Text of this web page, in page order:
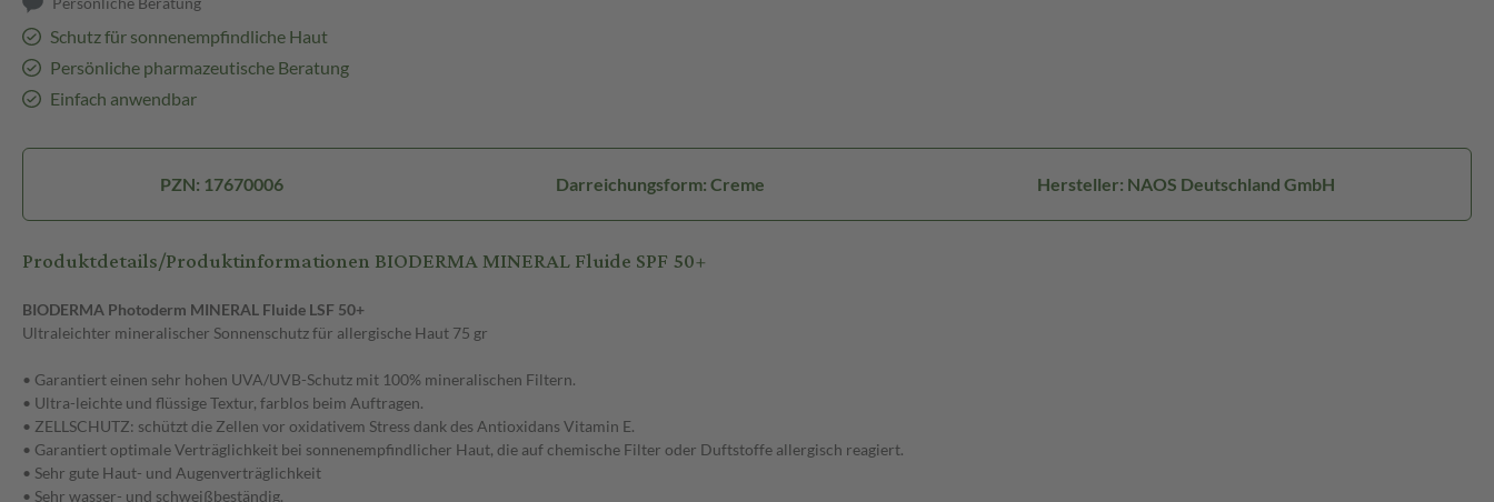
Schutz für sonnenempfindliche Haut
Persönliche pharmazeutische Beratung
Einfach anwendbar
PZN: 17670006 Darreichungsform: Creme Hersteller: NAOS Deutschland GmbH
Produktdetails/Produktinformationen BIODERMA MINERAL Fluide SPF 50+
BIODERMA Photoderm MINERAL Fluide LSF 50+
Ultraleichter mineralischer Sonnenschutz für allergische Haut 75 gr
• Garantiert einen sehr hohen UVA/UVB-Schutz mit 100% mineralischen Filtern.
• Ultra-leichte und flüssige Textur, farblos beim Auftragen.
• ZELLSCHUTZ: schützt die Zellen vor oxidativem Stress dank des Antioxidans Vitamin E.
• Garantiert optimale Verträglichkeit bei sonnenempfindlicher Haut, die auf chemische Filter oder Duftstoffe allergisch reagiert.
• Sehr gute Haut- und Augenverträglichkeit
• Sehr wasser- und schweißbeständig.